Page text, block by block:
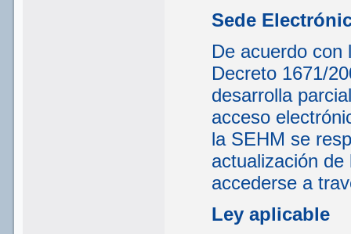
Sede
De acuerdo con
Decreto 1671/
desarrolla
acceso
la SEHM se
actualización
accederse a
Ley aplicable